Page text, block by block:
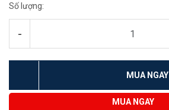
Số lượng:
-
MUA NGAY
MUA NGAY